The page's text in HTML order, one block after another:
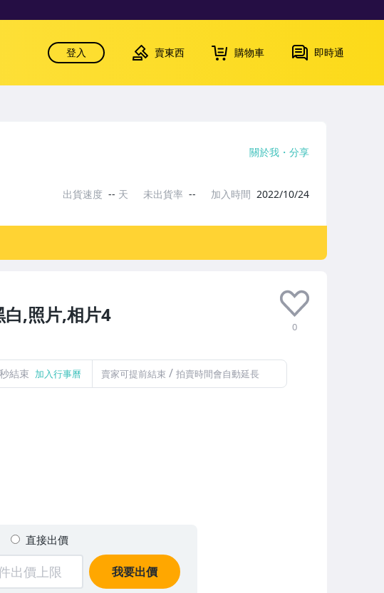
登入 賣東西 購物車 即時通
白,照片,相片4
0
秒結束 加入行事曆 賣家可提前結束 / 拍賣時間會自動延長
直接出價
我要出價
關於我 分享
出貨速度 -- 天 未出貨率 -- 加入時間 2022/10/24